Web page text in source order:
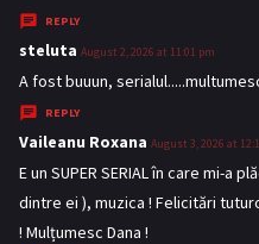
REPLY
steluta s
a
y
s
:
August 2, 2026 at 11:01 pm
A fost buuun,
REPLY
Vaileanu Roxana s
a
y
August 3, 2026 at
E un SUPER SERIAL în care mi-a
dintre ei ), muzica ! Felicitări
! Mulțumesc Dana !